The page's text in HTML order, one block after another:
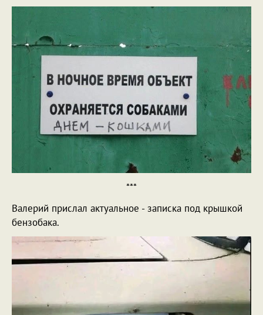
***
Валерий прислал актуальное - записка под крышкой
бензобака.